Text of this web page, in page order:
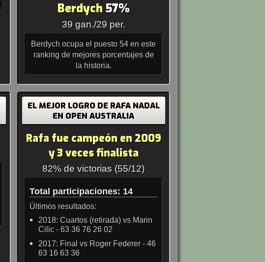
Berdych57%
39 gan./29 per.
Berdych ocupa el puesto 54 en este
ranking de mejores porcentajes de
la historia.
EL MEJOR LOGRO DE RAFA NADAL
EN OPEN AUSTRALIA
Rafa fue campeón en 2009
y 3 veces finalista
82% de victorias (55/12)
Total participaciones: 14
Últimos resultados:
2018: Cuartos (retirada) vs Marin
Cilic - 63 36 76 26 02
2017: Final vs Roger Federer - 46
63 16 63 36